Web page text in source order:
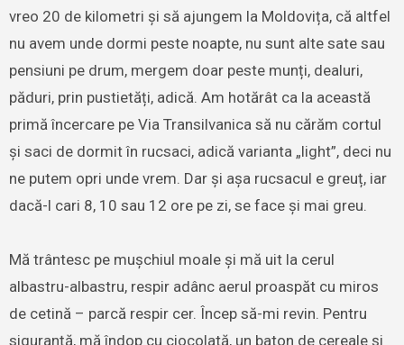
vreo 20 de kilometri și să ajungem la Moldovița, că altfel
nu avem unde dormi peste noapte, nu sunt alte sate sau
pensiuni pe drum, mergem doar peste munți, dealuri,
păduri, prin pustietăți, adică. Am hotărât ca la această
primă încercare pe Via Transilvanica să nu cărăm cortul
și saci de dormit în rucsaci, adică varianta „light”, deci nu
ne putem opri unde vrem. Dar și așa rucsacul e greuț, iar
dacă-l cari 8, 10 sau 12 ore pe zi, se face și mai greu.
Mă trântesc pe mușchiul moale și mă uit la cerul
albastru-albastru, respir adânc aerul proaspăt cu miros
de cetină – parcă respir cer. Încep să-mi revin. Pentru
siguranță, mă îndop cu ciocolată, un baton de cereale și